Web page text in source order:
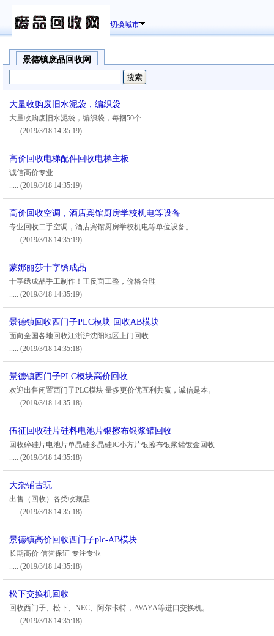
切换城市
景德镇废品回收网
大量收购废旧水泥袋，编织袋
大量收购废旧水泥袋，编织袋，每捆50个
..... (2019/3/18 14:35:19)
高价回收电梯配件回收电梯主板
诚信高价专业
..... (2019/3/18 14:35:19)
高价回收空调，酒店宾馆厨房学校机电等设备
专业回收二手空调，酒店宾馆厨房学校机电等单位设备。
..... (2019/3/18 14:35:19)
蒙娜丽莎十字绣成品
十字绣成品手工制作！正反面工整，价格合理
..... (2019/3/18 14:35:19)
景德镇回收西门子PLC模块 回收AB模块
面向全国各地回收江浙沪沈阳地区上门回收
..... (2019/3/18 14:35:18)
景德镇西门子PLC模块高价回收
欢迎出售闲置西门子PLC模块 量多更价优互利共赢，诚信是本。
..... (2019/3/18 14:35:18)
伍征回收硅片硅料电池片银擦布银浆罐回收
回收碎硅片电池片单晶硅多晶硅IC小方片银擦布银浆罐镀金回收
..... (2019/3/18 14:35:18)
大杂铺古玩
出售（回收）各类收藏品
..... (2019/3/18 14:35:18)
景德镇高价回收西门子plc-AB模块
长期高价 信誉保证 专注专业
..... (2019/3/18 14:35:18)
松下交换机回收
回收西门子、松下、NEC、阿尔卡特，AVAYA等进口交换机。
..... (2019/3/18 14:35:18)